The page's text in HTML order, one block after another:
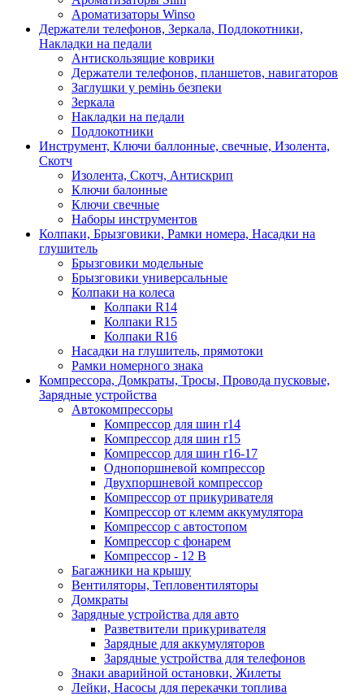
Ароматизаторы Winso
Держатели телефонов, Зеркала, Подлокотники,
Накладки на педали
Антискользящие коврики
Держатели телефонов, планшетов, навигаторов
Заглушки у ремінь безпеки
Зеркала
Накладки на педали
Подлокотники
Инструмент, Ключи баллонные, свечные, Изолента,
Скотч
Изолента, Скотч, Антискрип
Ключи балонные
Ключи свечные
Наборы инструментов
Колпаки, Брызговики, Рамки номера, Насадки на
глушитель
Брызговики модельные
Брызговики универсальные
Колпаки на колеса
Колпаки R14
Колпаки R15
Колпаки R16
Насадки на глушитель, прямотоки
Рамки номерного знака
Компрессора, Домкраты, Тросы, Провода пусковые,
Зарядные устройства
Автокомпрессоры
Компрессор для шин r14
Компрессор для шин r15
Компрессор для шин r16-17
Однопоршневой компрессор
Двухпоршневой компрессор
Компрессор от прикуривателя
Компрессор от клемм аккумулятора
Компрессор с автостопом
Компрессор с фонарем
Компрессор - 12 В
Багажники на крышу
Вентиляторы, Тепловентиляторы
Домкраты
Зарядные устройства для авто
Разветвители прикуривателя
Зарядные для аккумуляторов
Зарядные устройства для телефонов
Знаки аварийной остановки, Жилеты
Лейки, Насосы для перекачки топлива